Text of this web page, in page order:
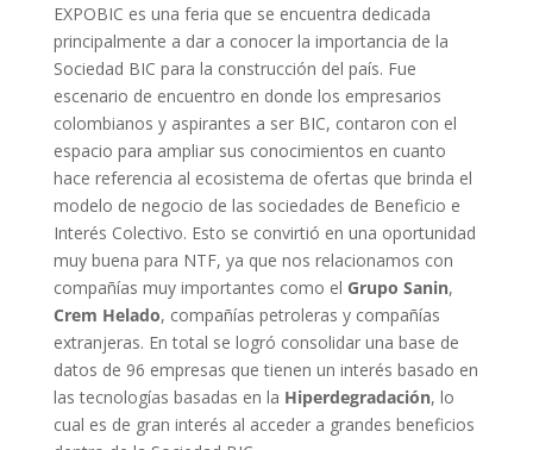
EXPOBIC es una feria que se encuentra dedicada
principalmente a dar a conocer la importancia de la
Sociedad BIC para la construcción del país. Fue
escenario de encuentro en donde los empresarios
colombianos y aspirantes a ser BIC, contaron con el
espacio para ampliar sus conocimientos en cuanto
hace referencia al ecosistema de ofertas que brinda el
modelo de negocio de las sociedades de Beneficio e
Interés Colectivo. Esto se convirtió en una oportunidad
muy buena para NTF, ya que nos relacionamos con
compañías muy importantes como el Grupo Sanin,
Crem Helado, compañías petroleras y compañías
extranjeras. En total se logró consolidar una base de
datos de 96 empresas que tienen un interés basado en
las tecnologías basadas en la Hiperdegradación, lo
cual es de gran interés al acceder a grandes beneficios